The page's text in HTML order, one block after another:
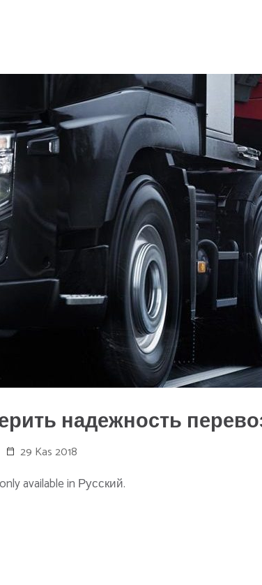
надежность
29 Kas 2018
available in Русский.